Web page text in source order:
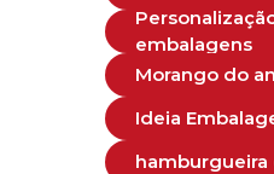
embalagens
Morango do
Ideia
hamburgueira